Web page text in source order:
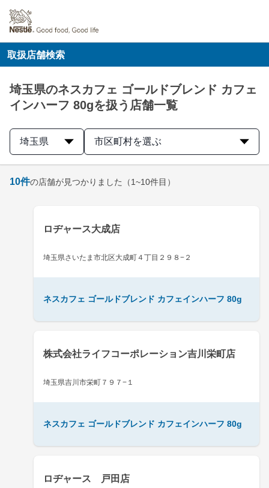
取扱店舗検索
埼玉県のネスカフェ ゴールドブレンド カフェ
インハーフ 80gを扱う店舗一覧
埼玉県 市区町村を選ぶ
10件の店舗が見つかりました （1~10件目）
ロヂャース大成店
埼玉県さいたま市北区大成町４丁目２９８−２
ネスカフェ ゴールドブレンド カフェインハーフ 80g
株式会社ライフコーポレーション吉川栄町店
埼玉県吉川市栄町７９７−１
ネスカフェ ゴールドブレンド カフェインハーフ 80g
ロヂャース 戸田店